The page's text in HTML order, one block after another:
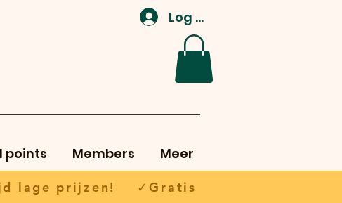
Log In
points Members Meer
lage prijzen! ✓Gratis